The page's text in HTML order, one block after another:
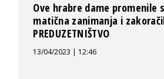
Ove hrabre dame promenile
matična zanimanja i
PREDUZETNIŠTVO
13/04/2023 | 12:46